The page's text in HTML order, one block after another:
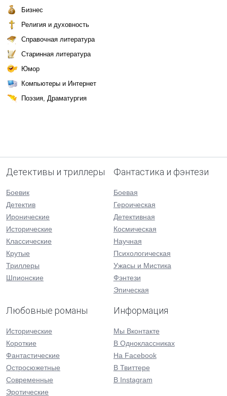
Бизнес
Религия и духовность
Справочная литература
Старинная литература
Юмор
Компьютеры и Интернет
Поэзия, Драматургия
Детективы и триллеры
Боевик
Детектив
Иронические
Исторические
Классические
Крутые
Триллеры
Шпионские
Фантастика и фэнтези
Боевая
Героическая
Детективная
Космическая
Научная
Психологическая
Ужасы и Мистика
Фэнтези
Эпическая
Любовные романы
Исторические
Короткие
Фантастические
Остросюжетные
Современные
Эротические
Информация
Мы Вконтакте
В Одноклассниках
На Facebook
В Твиттере
В Instagram